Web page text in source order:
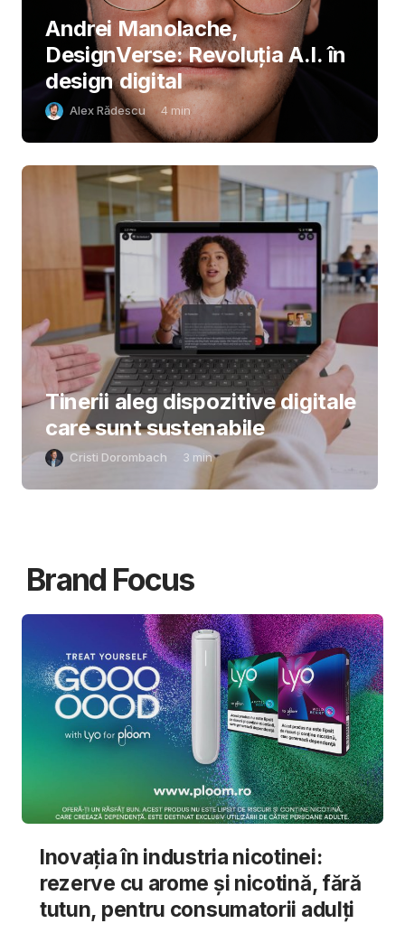
Andrei Manolache,
DesignVerse: Revoluția A.I. în
design digital
Alex Rădescu 4 min
Tinerii aleg dispozitive digitale
care sunt sustenabile
Cristi Dorombach 3 min
Brand Focus
Inovația în industria nicotinei:
rezerve cu arome și nicotină, fără
tutun, pentru consumatorii adulți